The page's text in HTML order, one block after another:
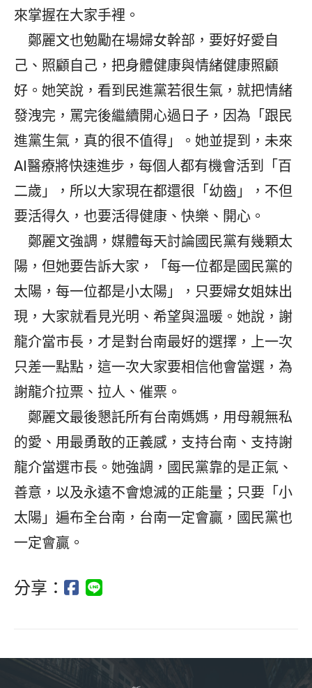
來掌握在大家手裡。
鄭麗文也勉勵在場婦女幹部，要好好愛自
己、照顧自己，把身體健康與情緒健康照顧
好。她笑說，看到民進黨若很生氣，就把情緒
發洩完，罵完後繼續開心過日子，因為「跟民
進黨生氣，真的很不值得」。她並提到，未來
AI醫療將快速進步，每個人都有機會活到「百
二歲」，所以大家現在都還很「幼齒」，不但
要活得久，也要活得健康、快樂、開心。
鄭麗文強調，媒體每天討論國民黨有幾顆太
陽，但她要告訴大家，「每一位都是國民黨的
太陽，每一位都是小太陽」，只要婦女姐妹出
現，大家就看見光明、希望與溫暖。她說，謝
龍介當市長，才是對台南最好的選擇，上一次
只差一點點，這一次大家要相信他會當選，為
謝龍介拉票、拉人、催票。
鄭麗文最後懇託所有台南媽媽，用母親無私
的愛、用最勇敢的正義感，支持台南、支持謝
龍介當選市長。她強調，國民黨靠的是正氣、
善意，以及永遠不會熄滅的正能量；只要「小
太陽」遍布全台南，台南一定會贏，國民黨也
一定會贏。
分享：